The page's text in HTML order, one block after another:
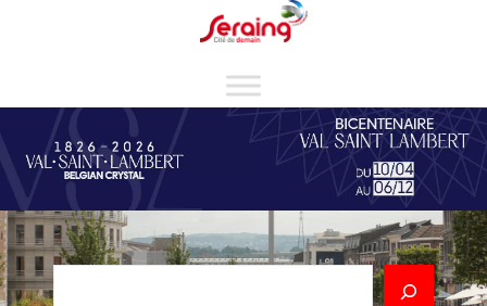
Rechercher
Cookies management panel